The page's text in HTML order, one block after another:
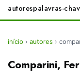
autorespalavras-
início › autores ›
Comparini,